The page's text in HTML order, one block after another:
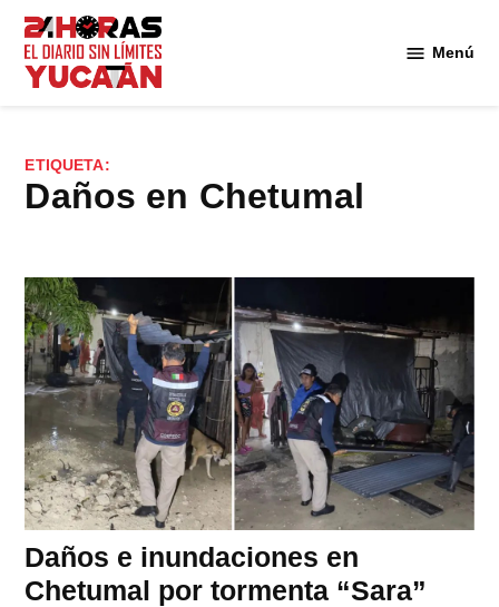
Saltar
contenido
Menú
ETIQUETA:
daños en Chetumal
Daños e inundaciones en
Chetumal por tormenta “Sara”